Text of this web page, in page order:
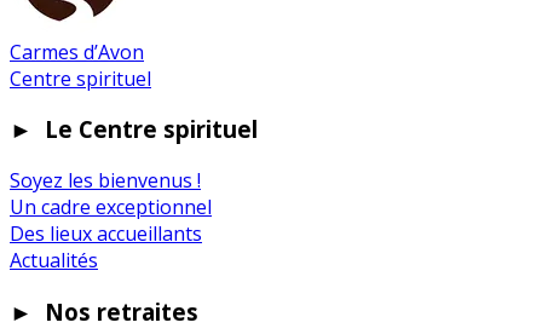
Carmes d’Avon
Centre spirituel
► Le Centre spirituel
Soyez les bienvenus !
Un cadre exceptionnel
Des lieux accueillants
Actualités
► Nos retraites